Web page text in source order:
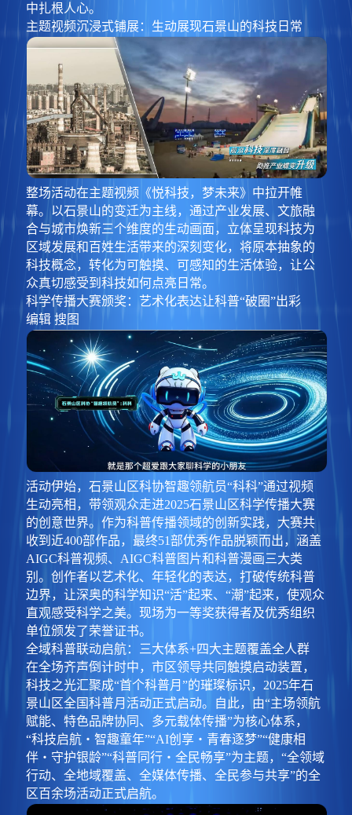
中扎根人心。
主题视频沉浸式铺展：生动展现石景山的科技日常
整场活动在主题视频《悦科技，梦未来》中拉开帷
幕。以石景山的变迁为主线，通过产业发展、文旅融
合与城市焕新三个维度的生动画面，立体呈现科技为
区域发展和百姓生活带来的深刻变化，将原本抽象的
科技概念，转化为可触摸、可感知的生活体验，让公
众真切感受到科技如何点亮日常。
科学传播大赛颁奖：艺术化表达让科普“破圈”出彩
编辑 搜图
活动伊始，石景山区科协智趣领航员“科科”通过视频
生动亮相，带领观众走进2025石景山区科学传播大赛
的创意世界。作为科普传播领域的创新实践，大赛共
收到近400部作品，最终51部优秀作品脱颖而出，涵盖
AIGC科普视频、AIGC科普图片和科普漫画三大类
别。创作者以艺术化、年轻化的表达，打破传统科普
边界，让深奥的科学知识“活”起来、“潮”起来，使观众
直观感受科学之美。现场为一等奖获得者及优秀组织
单位颁发了荣誉证书。
全域科普联动启航：三大体系+四大主题覆盖全人群
在全场齐声倒计时中，市区领导共同触摸启动装置，
科技之光汇聚成“首个科普月”的璀璨标识，2025年石
景山区全国科普月活动正式启动。自此，由“主场领航
赋能、特色品牌协同、多元载体传播”为核心体系，
“科技启航・智趣童年”“AI创享・青春逐梦”“健康相
伴・守护银龄”“科普同行・全民畅享”为主题，“全领域
行动、全地域覆盖、全媒体传播、全民参与共享”的全
区百余场活动正式启航。